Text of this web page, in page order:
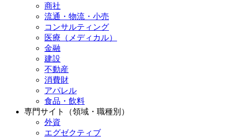
商社
流通・物流・小売
コンサルティング
医療（メディカル）
金融
建設
不動産
消費財
アパレル
食品・飲料
専門サイト（領域・職種別）
外資
エグゼクティブ